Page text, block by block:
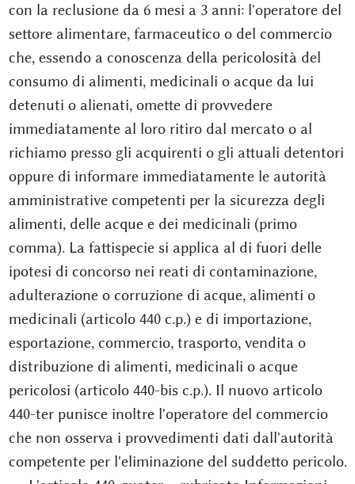
con la reclusione da 6 mesi a 3 anni: l'operatore del
settore alimentare, farmaceutico o del commercio
che, essendo a conoscenza della pericolosità del
consumo di alimenti, medicinali o acque da lui
detenuti o alienati, omette di provvedere
immediatamente al loro ritiro dal mercato o al
richiamo presso gli acquirenti o gli attuali detentori
oppure di informare immediatamente le autorità
amministrative competenti per la sicurezza degli
alimenti, delle acque e dei medicinali (primo
comma). La fattispecie si applica al di fuori delle
ipotesi di concorso nei reati di contaminazione,
adulterazione o corruzione di acque, alimenti o
medicinali (articolo 440 c.p.) e di importazione,
esportazione, commercio, trasporto, vendita o
distribuzione di alimenti, medicinali o acque
pericolosi (articolo 440-bis c.p.). Il nuovo articolo
440-ter punisce inoltre l'operatore del commercio
che non osserva i provvedimenti dati dall'autorità
competente per l'eliminazione del suddetto pericolo.